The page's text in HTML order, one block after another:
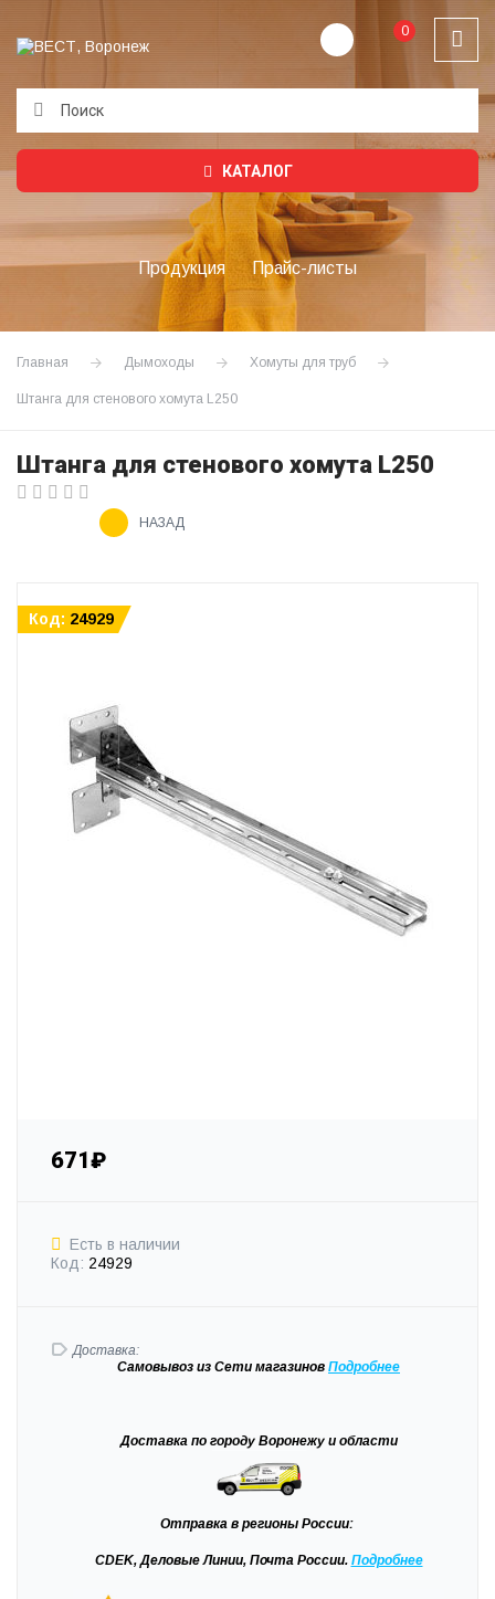
0
КАТАЛОГ
Продукция Прайс-листы
Главная Дымоходы Хомуты для труб
Штанга для стенового хомута L250
Штанга для стенового хомута L250
НАЗАД
Код: 24929
671₽
Есть в наличии
Код: 24929
Доставка:
Самовывоз из Сети магазинов Подробнее
Доставка по городу Воронежу и области
Отправка в регионы России:
CDEK, Деловые Линии, Почта России. Подробнее